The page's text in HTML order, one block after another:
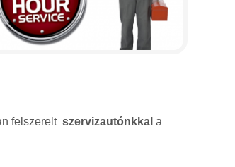
felszereltszervizautónkkal a